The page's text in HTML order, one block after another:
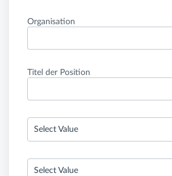
Organisation
Titel der Position
Select Value
Select Value